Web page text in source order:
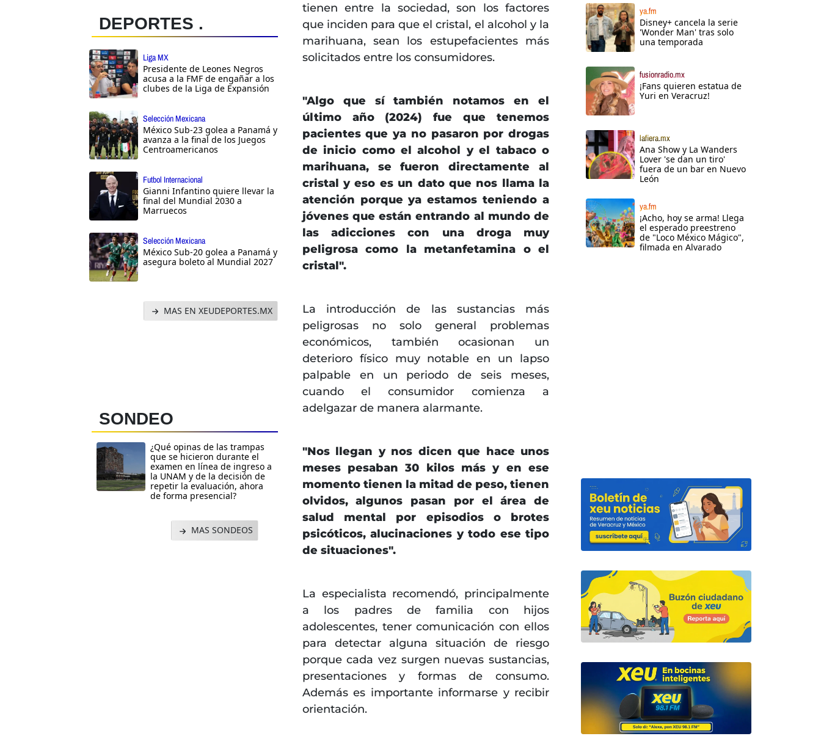
DEPORTES .
Liga MX
Presidente de Leones Negros
acusa a la FMF de engañar a los
clubes de la Liga de Expansión
Selección Mexicana
México Sub-23 golea a Panamá y
avanza a la final de los Juegos
Centroamericanos
Futbol Internacional
Gianni Infantino quiere llevar la
final del Mundial 2030 a
Marruecos
Selección Mexicana
México Sub-20 golea a Panamá y
asegura boleto al Mundial 2027
MAS EN XEUDEPORTES.MX
SONDEO
¿Qué opinas de las trampas
que se hicieron durante el
examen en línea de ingreso a
la UNAM y de la decisión de
repetir la evaluación, ahora
de forma presencial?
MAS SONDEOS
tienen entre la sociedad, son los factores
que inciden para que el cristal, el alcohol y la
marihuana, sean los estupefacientes más
solicitados entre los consumidores.
"Algo que sí también notamos en el
último año (2024) fue que tenemos
pacientes que ya no pasaron por drogas
de inicio como el alcohol y el tabaco o
marihuana, se fueron directamente al
cristal y eso es un dato que nos llama la
atención porque ya estamos teniendo a
jóvenes que están entrando al mundo de
las adicciones con una droga muy
peligrosa como la metanfetamina o el
cristal".
La introducción de las sustancias más
peligrosas no solo general problemas
económicos, también ocasionan un
deterioro físico muy notable en un lapso
palpable en un periodo de seis meses,
cuando el consumidor comienza a
adelgazar de manera alarmante.
"Nos llegan y nos dicen que hace unos
meses pesaban 30 kilos más y en ese
momento tienen la mitad de peso, tienen
olvidos, algunos pasan por el área de
salud mental por episodios o brotes
psicóticos, alucinaciones y todo ese tipo
de situaciones".
La especialista recomendó, principalmente
a los padres de familia con hijos
adolescentes, tener comunicación con ellos
para detectar alguna situación de riesgo
porque cada vez surgen nuevas sustancias,
presentaciones y formas de consumo.
Además es importante informarse y recibir
orientación.
ya.fm
Disney+ cancela la serie
'Wonder Man' tras solo
una temporada
fusionradio.mx
¡Fans quieren estatua de
Yuri en Veracruz!
lafiera.mx
Ana Show y La Wanders
Lover 'se dan un tiro'
fuera de un bar en Nuevo
León
ya.fm
¡Acho, hoy se arma! Llega
el esperado preestreno
de "Loco México Mágico",
filmada en Alvarado